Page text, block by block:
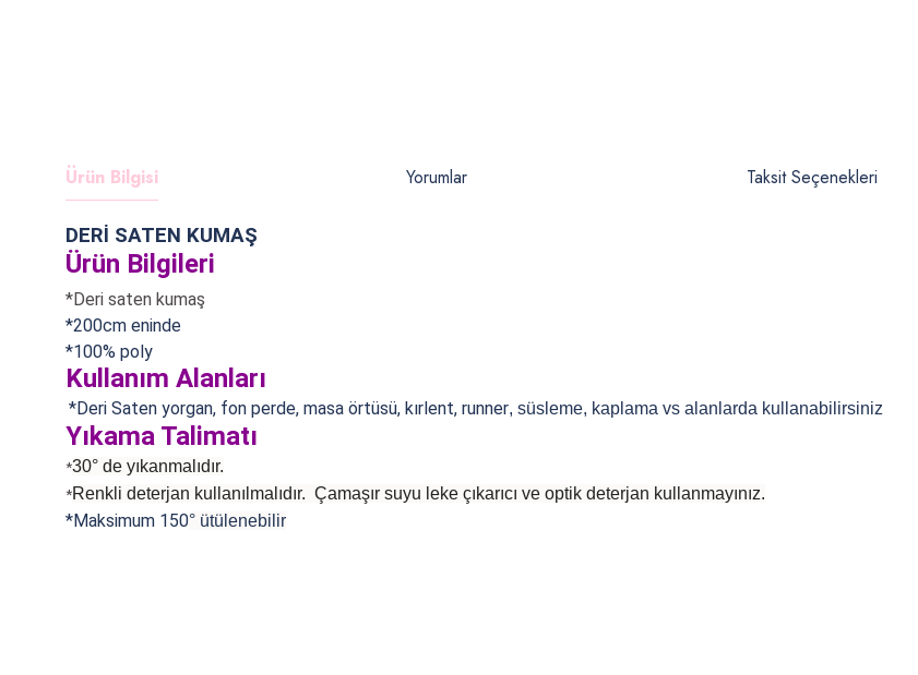
Ürün Bilgisi Yorumlar Taksit Seçenekleri
DERİ SATEN KUMAŞ
Ürün Bilgileri
*Deri saten kumaş
*200cm eninde
*100% poly
Kullanım Alanları
*Deri Saten yorgan, fon perde, masa örtüsü, kırlent, runner, süsleme, kaplama vs alanlarda kullanabilirsiniz
Yıkama Talimatı
*30° de yıkanmalıdır.
*Renkli deterjan kullanılmalıdır. Çamaşır suyu leke çıkarıcı ve optik deterjan kullanmayınız.
*Maksimum 150° ütülenebilir